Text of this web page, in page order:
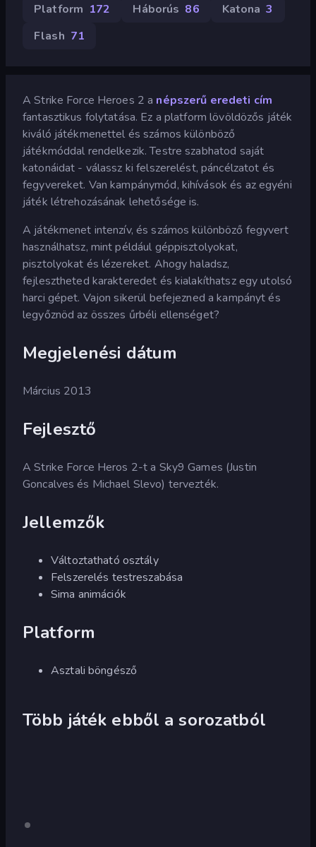
Platform 172 Háborús 86 Katona 3
Flash 71
A Strike Force Heroes 2 a népszerű eredeti cím
fantasztikus folytatása. Ez a platform lövöldözős játék
kiváló játékmenettel és számos különböző
játékmóddal rendelkezik. Testre szabhatod saját
katonáidat - válassz ki felszerelést, páncélzatot és
fegyvereket. Van kampánymód, kihívások és az egyéni
játék létrehozásának lehetősége is.
A játékmenet intenzív, és számos különböző fegyvert
használhatsz, mint például géppisztolyokat,
pisztolyokat és lézereket. Ahogy haladsz,
fejlesztheted karakteredet és kialakíthatsz egy utolsó
harci gépet. Vajon sikerül befejezned a kampányt és
legyőznöd az összes űrbéli ellenséget?
Megjelenési dátum
Március 2013
Fejlesztő
A Strike Force Heros 2-t a Sky9 Games (Justin
Goncalves és Michael Slevo) tervezték.
Jellemzők
Változtatható osztály
Felszerelés testreszabása
Sima animációk
Platform
Asztali böngésző
Több játék ebből a sorozatból
Strike
Csak